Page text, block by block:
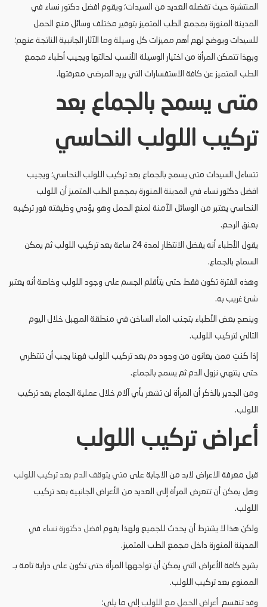
المنتشرة حيث تفضله العديد من السيدات؛ ويقوم افضل دكتور نساء في
المدينة المنورة بمجمع الطب المتميز بتوفير مختلف وسائل منع الحمل
للسيدات ويوضح لهم أهم مميزات كل وسيلة وما الآثار الجانبية الناتجة عنهم؛
وبهذا تتمكن المرأة من اختيار الوسيلة الأنسب لحالتها ويجيب أطباء مجمع
الطب المتميز عن كافة الاستفسارات التي يريد المرضى معرفتها.
متى يسمح بالجماع بعد
تركيب اللولب النحاسي
تتساءل السيدات متى يسمح بالجماع بعد تركيب اللولب النحاسي؛ ويجيب
افضل دكتور نساء في المدينة المنورة بمجمع الطب المتميز أن اللولب
النحاسي يعتبر من الوسائل الآمنة لمنع الحمل وهو يؤدي وظيفته فور تركيبه
بعنق الرحم.
يقول الأطباء أنه يفضل الانتظار لمدة 24 ساعة بعد تركيب اللولب ثم يمكن
السماح بالجماع.
وهذه الفترة تكون فقط حتى يتأقلم الجسم على وجود اللولب وخاصة أنه يعتبر
شئ غريب به.
وينصح بعض الأطباء بتجنب الماء الساخن في منطقة المهبل خلال اليوم
التالي لتركيب اللولب.
إذا كنتِ ممن يعانون من وجود دم بعد تركيب اللولب فهنا يجب أن تنتظري
حتى ينتهي نزول الدم ثم يسمح بالجماع.
ومن الجدير بالذكر أن المرأة لن تشعر بأي آلام خلال عملية الجماع بعد تركيب
اللولب.
أعراض تركيب اللولب
قبل معرفة الاعراض لابد من الاجابة على متي يتوقف الدم بعد تركيب اللولب
وهل يمكن أن تتعرض المرأة إلى العديد من الأعراض الجانبية بعد تركيب
اللولب.
ولكن هذا لا يشترط أن يحدث للجميع ولهذا يقوم افضل دكتورة نساء في
المدينة المنورة داخل مجمع الطب المتميز.
بشرح كافة الأعراض التي يمكن أن تواجهها المرأة حتى تكون على دراية تامة بـ
الممنوع بعد تركيب اللولب.
وقد تنقسم أعراض الحمل مع اللولب إلى ما يلي: